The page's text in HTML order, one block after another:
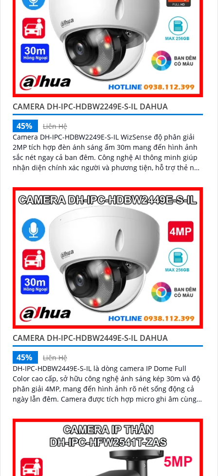
CAMERA DH-IPC-HDBW2249E-S-IL DAHUA
45%
Liên Hệ
Camera DH-IPC-HDBW2249E-S-IL WizSense độ phân giải
2MP tích hợp đèn ánh sáng ấm 30m mang đến hình ảnh
sắc nét ngay cả ban đêm. Công nghệ AI thông minh giúp
nhận diện chính xác người và phương tiện, hỗ trợ thẻ nhớ
CAMERA DH-IPC-HDBW2449E-S-IL DAHUA
45%
Liên Hệ
DH-IPC-HDBW2449E-S-IL là dòng camera IP Dome Full
Color cao cấp, sở hữu công nghệ ánh sáng kép 30m và độ
phân giải 4MP, mang đến hình ảnh rõ nét sống động cả
ngày lẫn đêm. Camera được tích hợp micro ghi âm cùng
an ninh hiệu quả